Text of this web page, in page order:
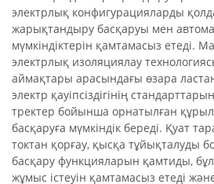
электрлық конфигурацияларды
жарықтандыру басқаруы мен
мүмкіндіктерін қамтамасыз етеді.
электрлық изоляциялау
аймақтары арасындағы өзара
электр қауіпсіздігінің
тректер бойынша орнатылған
басқаруға мүмкіндік береді. Қуат
токтан қорғау, қысқа тұйықталуды
басқару функцияларын қамтиды, бұл
жұмыс істеуін қамтамасыз етеді